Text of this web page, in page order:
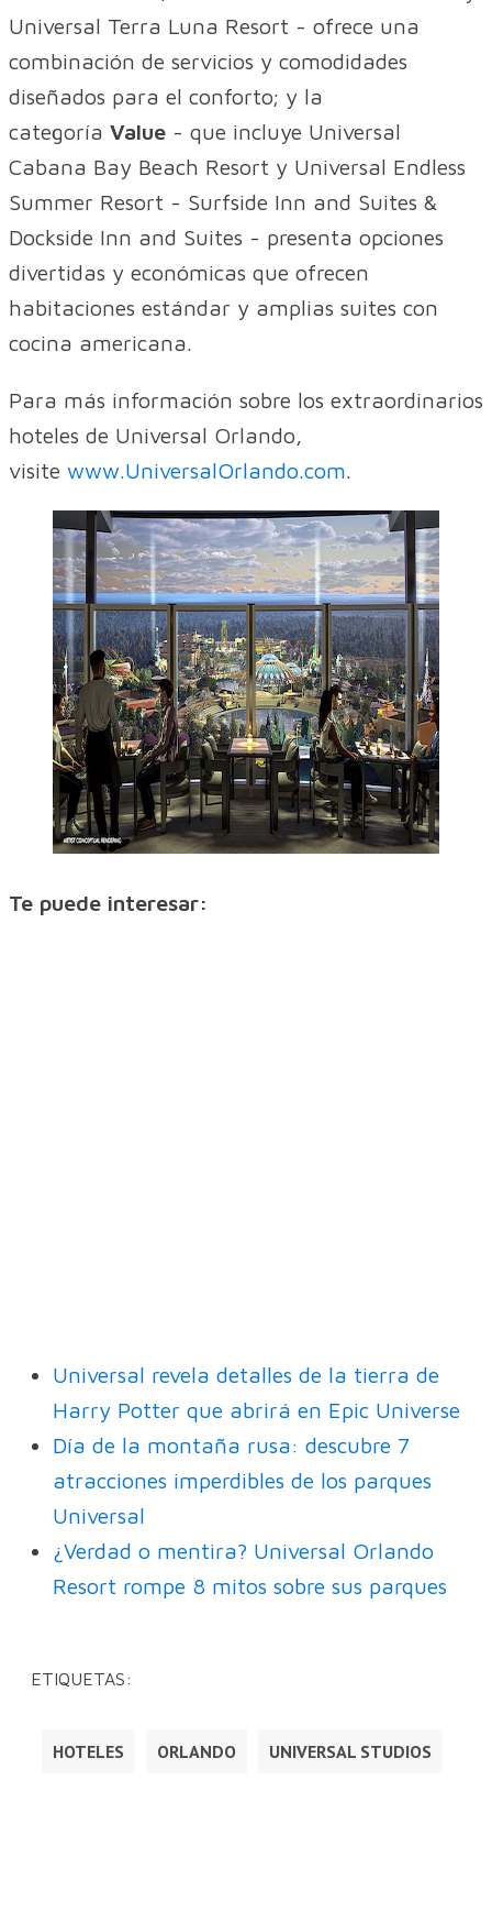
Universal Terra Luna Resort - ofrece una
combinación de servicios y comodidades
diseñados para el conforto; y la
categoría Value - que incluye Universal
Cabana Bay Beach Resort y Universal Endless
Summer Resort - Surfside Inn and Suites &
Dockside Inn and Suites - presenta opciones
divertidas y económicas que ofrecen
habitaciones estándar y amplias suites con
cocina americana.
Para más información sobre los extraordinarios
hoteles de Universal Orlando,
visite www.UniversalOrlando.com.
Te puede interesar:
Universal revela detalles de la tierra de
Harry Potter que abrirá en Epic Universe
Día de la montaña rusa: descubre 7
atracciones imperdibles de los parques
Universal
¿Verdad o mentira? Universal Orlando
Resort rompe 8 mitos sobre sus parques
ETIQUETAS:
HOTELES ORLANDO UNIVERSAL STUDIOS